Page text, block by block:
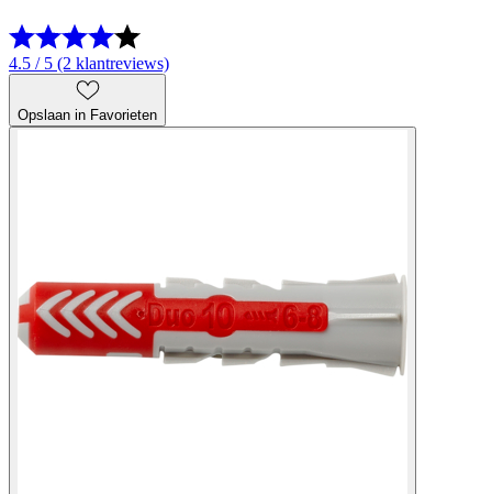
4.5 / 5 (2 klantreviews)
Opslaan in Favorieten